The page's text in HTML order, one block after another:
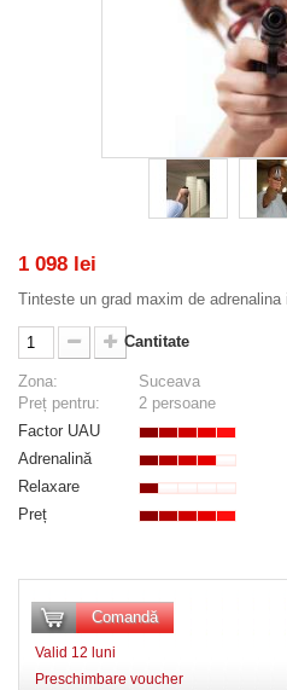
1 098 lei
Tinteste un grad maxim de
Cantitate
Zona:
Suceava
Preț pentru:
2 persoane
Factor UAU
Adrenalină
Relaxare
Preț
Comandă
Valid 12 luni
Preschimbare voucher